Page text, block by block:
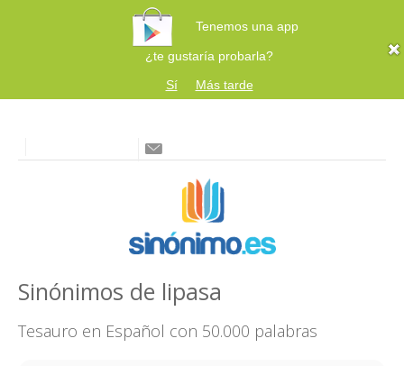
Tenemos una app
¿te gustaría probarla?
Sí
Más tarde
Sinónimos de lipasa
Tesauro en Español con 50.000 palabras